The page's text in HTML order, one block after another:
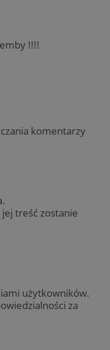
!!!!
komentarzy
treść zostanie
użytkowników.
za